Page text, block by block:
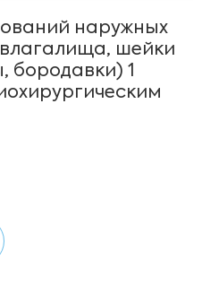
наружных
шейки
бородавки) 1